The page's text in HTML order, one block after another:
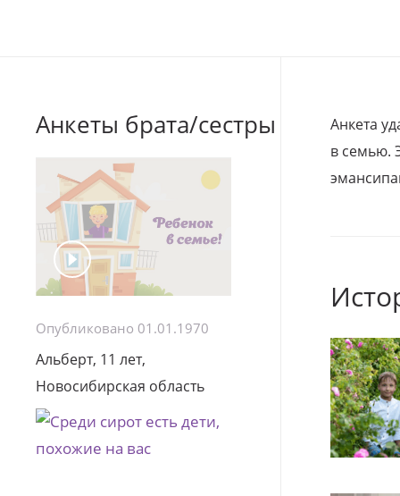
Анкеты брата/сестры
Опубликовано 01.01.1970
Альберт, 11 лет,
Новосибирская область
Анкета
в семью.